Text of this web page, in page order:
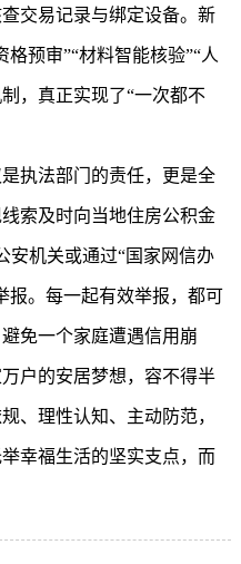
交易记录与绑定设备。新
预审”“材料智能核验”“人
，真正实现了“一次都不
执法部门的责任，更是全
索及时向当地住房公积金
安机关或通过“国家网信办
报。每一起有效举报，都可
免一个家庭遭遇信用崩
户的安居梦想，容不得半
、理性认知、主动防范，
幸福生活的坚实支点，而